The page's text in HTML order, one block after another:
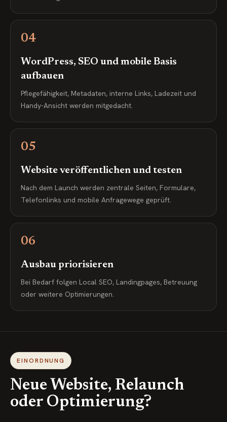
04
WordPress, SEO und mobile Basis
aufbauen
Pflegefähigkeit, Metadaten, interne Links, Ladezeit und
Handy-Ansicht werden mitgedacht.
05
Website veröffentlichen und testen
Nach dem Launch werden zentrale Seiten, Formulare,
Telefonlinks und mobile Anfragewege geprüft.
06
Ausbau priorisieren
Bei Bedarf folgen Local SEO, Landingpages, Betreuung
oder weitere Optimierungen.
EINORDNUNG
Neue Website, Relaunch
oder Optimierung?